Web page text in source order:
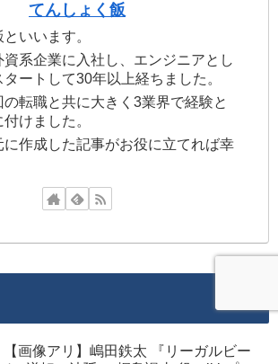
てんしょく飯
いいます。
資系企業に入社し、エンジニアとし
ートして30年以上経ちました。
転職と共に大きく3業界で経験と
けました。
に作成した記事がお役に立てれば幸
【画像アリ】嶋田鉄太 『リーガルビー